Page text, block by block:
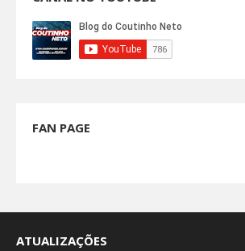
FAN PAGE
ATUALIZAÇÕES